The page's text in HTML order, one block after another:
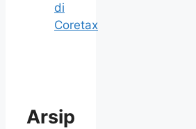
di
Coretax
Arsip